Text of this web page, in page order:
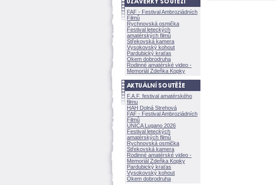
FAF - Festival Ambroziádních
Filmů
Rychnovská osmička
Festival leteckých
amatérských filmů
Střekovská kamera
Vysokovský kohout
Pardubický kraťas
Okem dobrodruha
Rodinné amatérské video -
Memoriál Zdeňka Kopky
F.A.F. festival amatérského
filmu
HAH Dolná Strehov
FAF - Festival Ambroziádních
Filmů
UNICA Lugano 2026
Festival leteckých
amatérských filmů
Rychnovská osmička
Střekovská kamera
Rodinné amatérské video -
Memoriál Zdeňka Kopky
Pardubický kraťas
Vysokovský kohout
Okem dobrodruha